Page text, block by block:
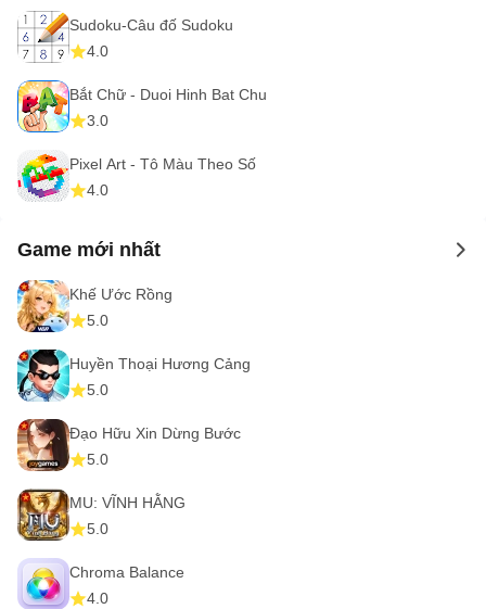
Sudoku-Câu đố Sudoku
4.0
Bắt Chữ - Duoi Hinh Bat Chu
3.0
Pixel Art - Tô Màu Theo Số
4.0
Game mới nhất to
Khế Ước Rồng
5.0
Huyền Thoại Hương Cảng
5.0
Đạo Hữu Xin Dừng Bước
5.0
MU: VĨNH HẰNG
5.0
Chroma Balance
4.0